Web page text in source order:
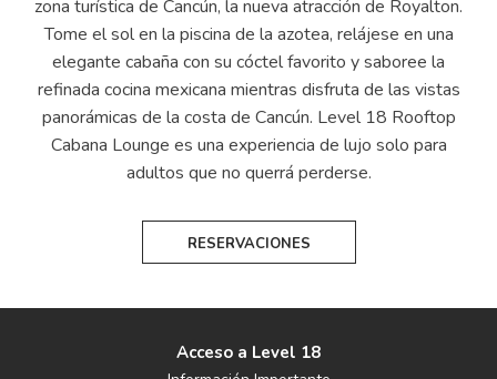
zona turística de Cancún, la nueva atracción de Royalton.
Tome el sol en la piscina de la azotea, relájese en una
elegante cabaña con su cóctel favorito y saboree la
refinada cocina mexicana mientras disfruta de las vistas
panorámicas de la costa de Cancún. Level 18 Rooftop
Cabana Lounge es una experiencia de lujo solo para
adultos que no querrá perderse.
RESERVACIONES
Acceso a Level 18